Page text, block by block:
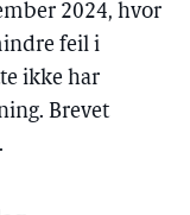
2024, hvor
feil i
ikke har
Brevet